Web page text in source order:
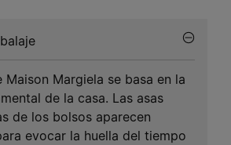
Maison Margiela se basa en la
de la casa. Las asas
de los bolsos aparecen
evocar la huella del tiempo